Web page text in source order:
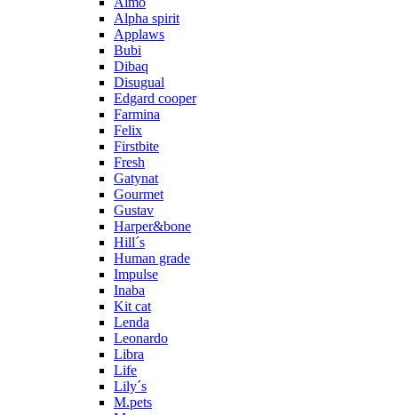
Alpha spirit
Applaws
Bubi
Dibaq
Disugual
Edgard cooper
Farmina
Felix
Firstbite
Fresh
Gatynat
Gourmet
Gustav
Harper&bone
Hill´s
Human grade
Impulse
Inaba
Kit cat
Lenda
Leonardo
Libra
Life
Lily´s
M.pets